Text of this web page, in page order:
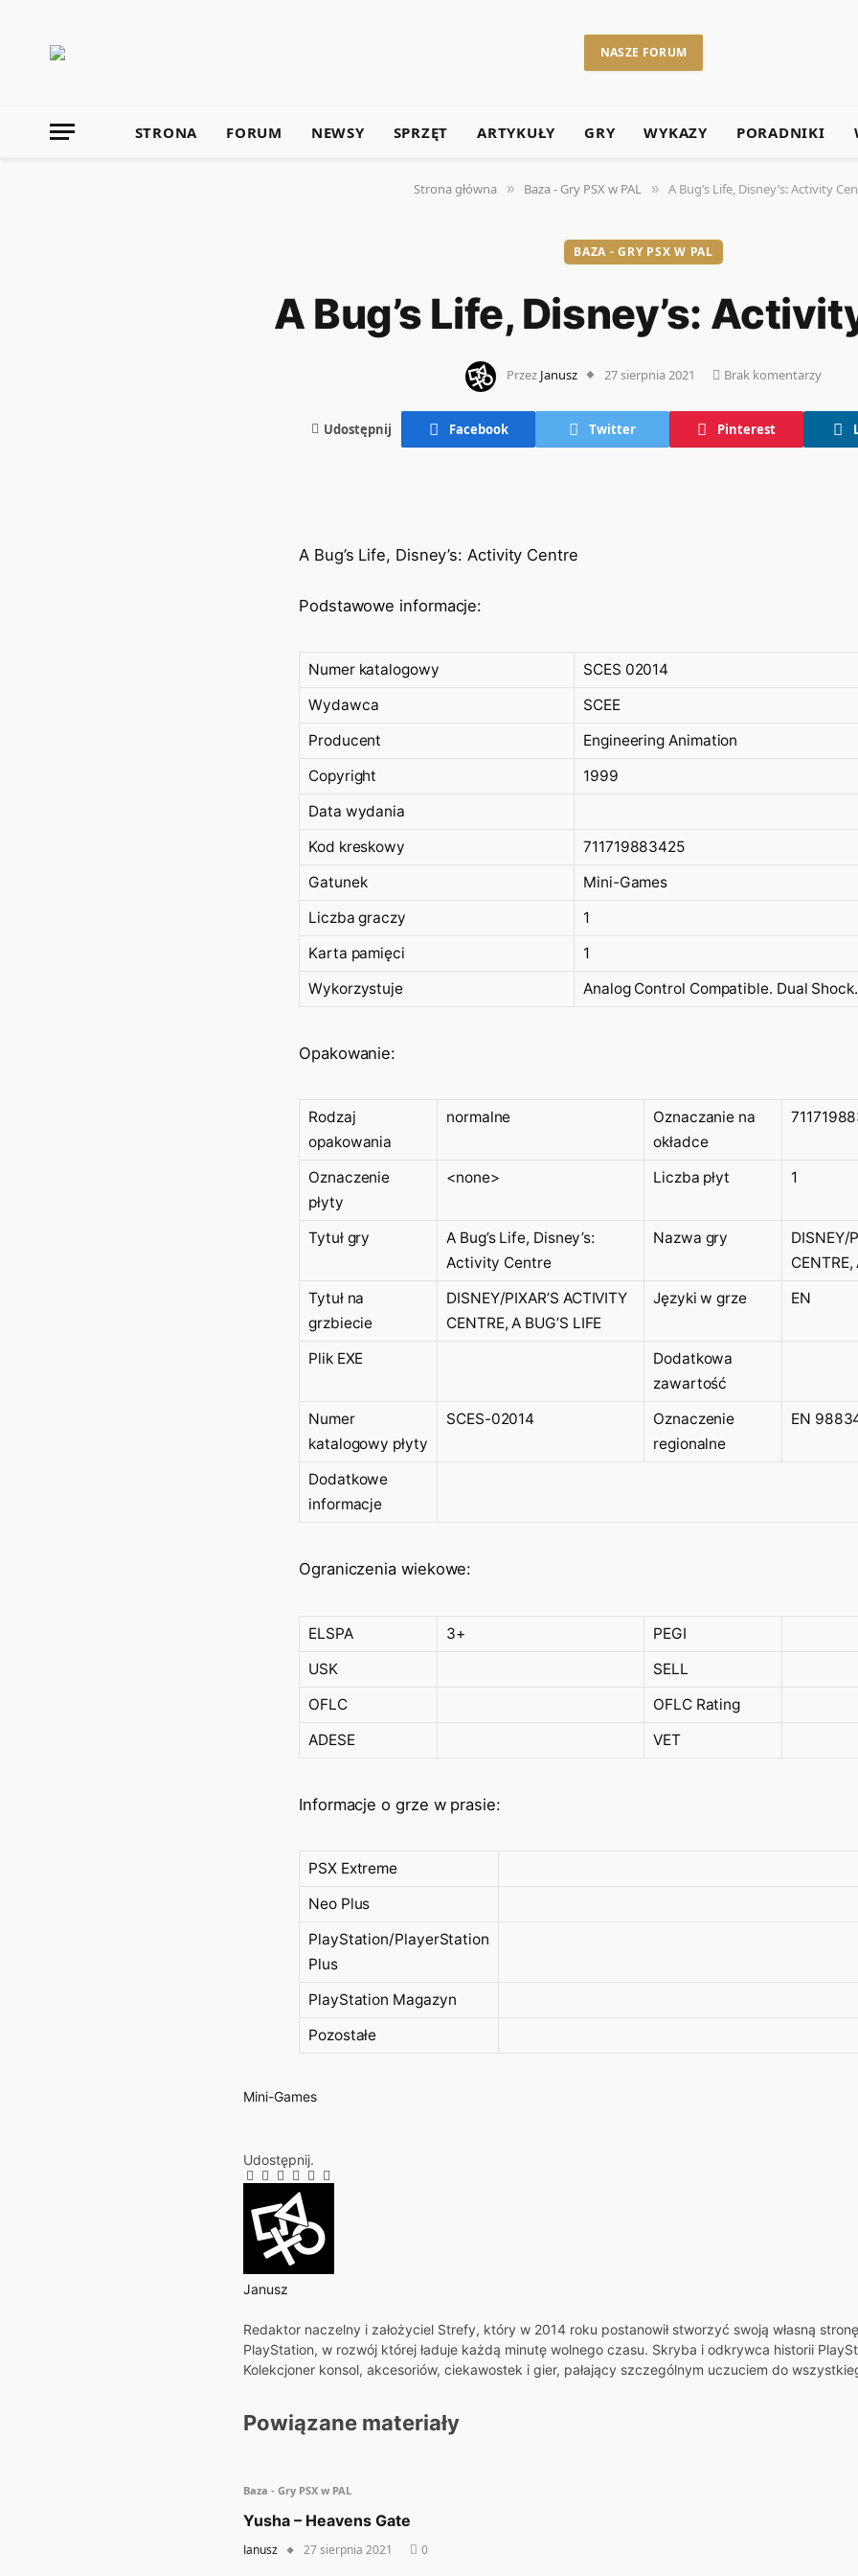
NASZE FORUM
STRONA FORUM NEWSY SPRZĘT ARTYKUŁY GRY WYKAZY PORADNIKI
Strona główna » Baza - Gry PSX w PAL » A Bug’s Life, Disney’s: Activity
BAZA - GRY PSX W PAL
A Bug’s Life, Disney’s:
Przez Janusz 27 sierpnia 2021 Brak komentarzy
Udostępnij Facebook Twitter Pinterest
A Bug’s Life, Disney’s: Activity Centre
Podstawowe informacje:
Numer katalogowy
SCES 02014
Wydawca
SCEE
Producent
Engineering Animation
Copyright
1999
Data wydania
Kod kreskowy
711719883425
Gatunek
Mini-Games
Liczba graczy
1
Karta pamięci
1
Wykorzystuje
Analog Control Compatible. Dual Shock.
Opakowanie:
Rodzaj
opakowania
normalne
Oznaczanie na
okładce
Oznaczenie
płyty
<none> Liczba płyt 1
Tytuł gry
A Bug’s Life, Disney’s:
Activity Centre
Nazwa gry
DISNEY/
CENTRE,
Tytuł na
grzbiecie
DISNEY/PIXAR’S ACTIVITY
CENTRE, A BUG’S LIFE
Języki w grze EN
Plik EXE
Dodatkowa
zawartość
Numer
katalogowy płyty
SCES-02014
Oznaczenie
regionalne
EN
Dodatkowe
informacje
Ograniczenia wiekowe:
ELSPA 3+
PEGI
USK
SELL
OFLC
OFLC Rating
ADESE
VET
Informacje o grze w prasie:
PSX Extreme
Neo Plus
PlayStation/PlayerStation
Plus
PlayStation Magazyn
Pozostałe
Mini-Games
Udostępnij.
Facebook
Twitter
Pinterest
LinkedIn
Tumblr
E-
Janusz
internetowa
Redaktor naczelny i założyciel Strefy, który w 2014 roku postanowił stworzyć swoją własną
PlayStation, w rozwój której ładuje każdą minutę wolnego czasu. Skryba i odkrywca historii
Kolekcjoner konsol, akcesoriów, ciekawostek i gier, pałający szczególnym uczuciem do
Powiązane materiały
Baza - Gry PSX w PAL
Yusha – Heavens Gate
Janusz 27 sierpnia 2021 0